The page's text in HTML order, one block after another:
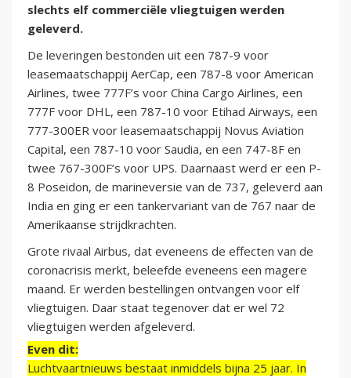
slechts elf commerciële vliegtuigen werden
geleverd.
De leveringen bestonden uit een 787-9 voor
leasemaatschappij AerCap, een 787-8 voor American
Airlines, twee 777F’s voor China Cargo Airlines, een
777F voor DHL, een 787-10 voor Etihad Airways, een
777-300ER voor leasemaatschappij Novus Aviation
Capital, een 787-10 voor Saudia, en een 747-8F en
twee 767-300F’s voor UPS. Daarnaast werd er een P-
8 Poseidon, de marineversie van de 737, geleverd aan
India en ging er een tankervariant van de 767 naar de
Amerikaanse strijdkrachten.
Grote rivaal Airbus, dat eveneens de effecten van de
coronacrisis merkt, beleefde eveneens een magere
maand. Er werden bestellingen ontvangen voor elf
vliegtuigen. Daar staat tegenover dat er wel 72
vliegtuigen werden afgeleverd.
Even dit:
Luchtvaartnieuws bestaat inmiddels bijna 25 jaar. In